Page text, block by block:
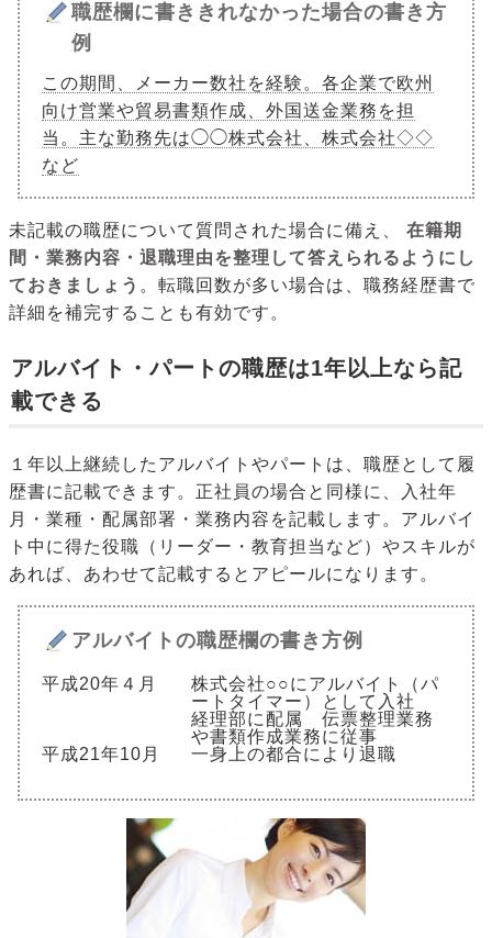
職歴欄に書ききれなかった場合の書き方
例
この期間、メーカー数社を経験。各企業で欧州
向け営業や貿易書類作成、外国送金業務を担
当。主な勤務先は◯◯株式会社、株式会社◇◇
など
未記載の職歴について質問された場合に備え、
在籍期
間・業務内容・退職理由を整理して答えられるようにし
ておきましょう 。転職回数が多い場合は、職務経歴書で
詳細を補完することも有効です。
アルバイト・パートの職歴は1年以上なら記
載できる
１年以上継続したアルバイトやパートは、職歴として履
歴書に記載できます。正社員の場合と同様に、入社年
月・業種・配属部署・業務内容を記載します。アルバイ
ト中に得た役職（リーダー・教育担当など）やスキルが
あれば、あわせて記載するとアピールになります。
アルバイトの職歴欄の書き方例
平成20年４月
株式会社○○にアルバイト（パ
ートタイマー）として入社
経理部に配属 伝票整理業務
や書類作成業務に従事
平成21年10月
一身上の都合により退職